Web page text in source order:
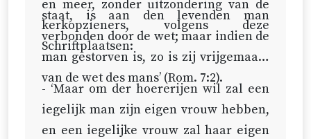
en meer, zonder uitzondering van de
kerkopzieners, volgens deze
Schriftplaatsen:
staat, is aan den levenden man
verbonden door de wet; maar indien de
man gestorven is, zo is zij vrijgemaakt
van de wet des mans’ (Rom. 7:2).
- ‘Maar om der hoererijen wil zal een
iegelijk man zijn eigen vrouw hebben,
en een iegelijke vrouw zal haar eigen